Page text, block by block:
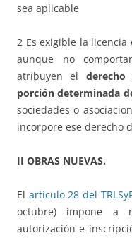
sea aplicable
2 Es exigible la
aunque no
atribuyen el
porción determinada
sociedades o
incorpore ese derecho
II OBRAS NUEVAS.
El artículo 28 del
octubre) impone a
autorización e